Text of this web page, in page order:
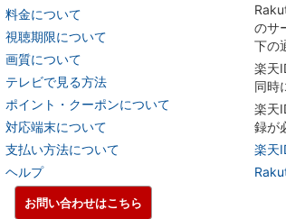
料金について
視聴期限について
画質について
テレビで見る方法
ポイント・クーポンについて
対応端末について
支払い方法について
ヘルプ
のサ
下の
楽天
同時
楽天
録が
楽天
お問い合わせはこちら